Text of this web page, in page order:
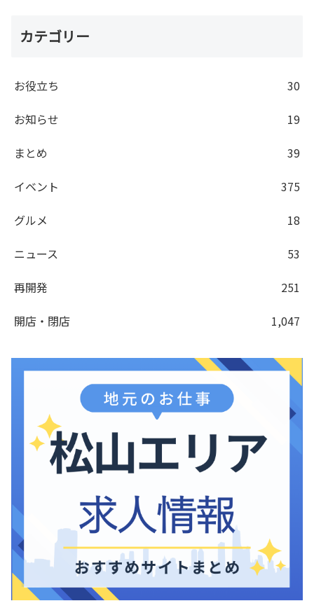
カテゴリー
お役立ち
30
お知らせ
19
まとめ
39
イベント
375
グルメ
18
ニュース
53
再開発
251
開店・閉店
1,047